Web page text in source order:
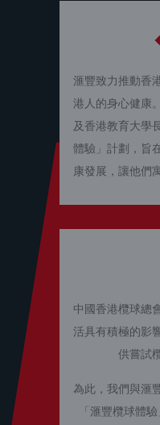
滙豐致力推動香
港人的身心健康
及香港教育大學
體驗」計劃，旨
康發展，讓他們
中國香港欖球總
活具有積極的影
供嘗試
為此，我們與滙
「滙豐欖球體